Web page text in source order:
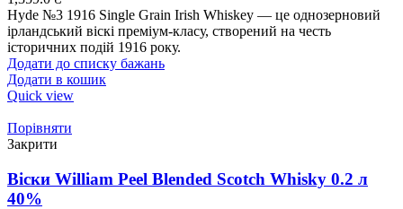
Hyde №3 1916 Single Grain Irish Whiskey — це однозерновий
ірландський віскі преміум-класу, створений на честь
історичних подій 1916 року.
Додати до списку бажань
Додати в кошик
Quick view
Порівняти
Закрити
Віски William Peel Blended Scotch Whisky 0.2 л
40%